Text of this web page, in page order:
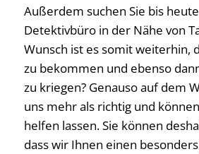
Außerdem suchen Sie bis
Detektivbüro in der Nähe von
Wunsch ist es somit weiterhin,
zu bekommen und ebenso
zu kriegen? Genauso auf dem
uns mehr als richtig und
helfen lassen. Sie können
dass wir Ihnen einen